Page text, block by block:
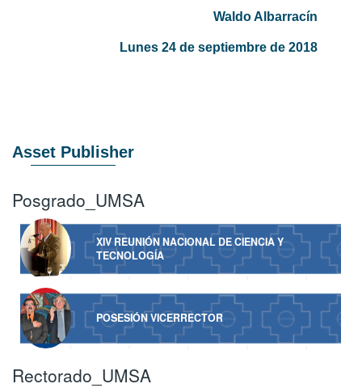
Waldo Albarracín
Lunes 24 de septiembre de 2018
Asset Publisher
Posgrado_UMSA
XIV REUNIÓN NACIONAL DE CIENCIA Y
TECNOLOGÍA
POSESIÓN VICERRECTOR
Rectorado_UMSA